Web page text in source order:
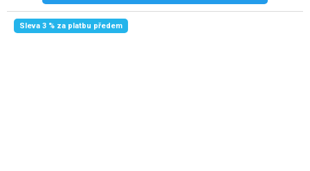
Sleva 3 % za platbu předem